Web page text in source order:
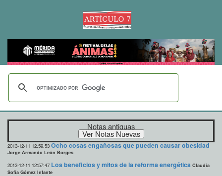
Notas antiguas
2013-12-11 12:59:53 Ocho cosas engañosas que pueden causar obesidad
Jorge Armando León Borges
2013-12-11 12:57:47 Los beneficios y mitos de la reforma energética Claudia
Sofía Gómez Infante